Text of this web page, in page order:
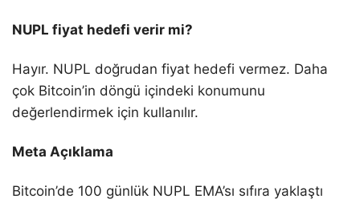
NUPL fiyat hedefi verir mi?
Hayır. NUPL doğrudan fiyat hedefi vermez. Daha
çok Bitcoin’in döngü içindeki konumunu
değerlendirmek için kullanılır.
Meta Açıklama
Bitcoin’de 100 günlük NUPL EMA’sı sıfıra yaklaştı